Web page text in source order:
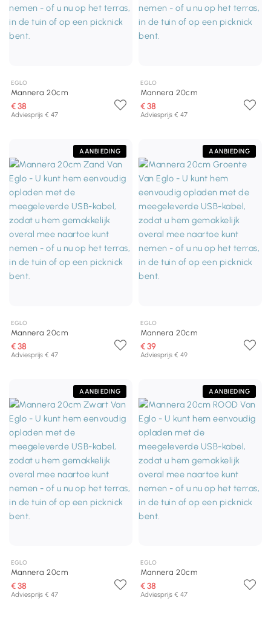
EGLO
Mannera 20cm
€ 38
Adviesprijs € 47
EGLO
Mannera 20cm
€ 38
Adviesprijs € 47
AANBIEDING
EGLO
Mannera 20cm
€ 38
Adviesprijs € 47
AANBIEDING
EGLO
Mannera 20cm
€ 39
Adviesprijs € 49
AANBIEDING
EGLO
Mannera 20cm
€ 38
Adviesprijs € 47
AANBIEDING
EGLO
Mannera 20cm
€ 38
Adviesprijs € 47